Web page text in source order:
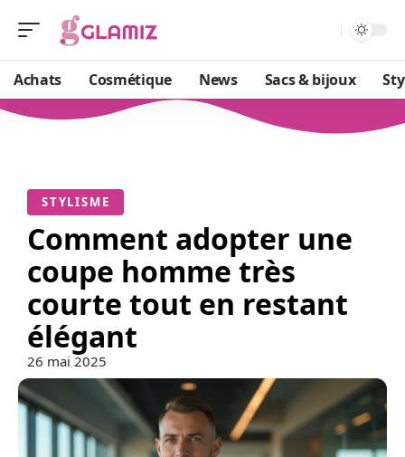
Achats Cosmétique News Sacs & bijoux
STYLISME
Comment adopter une
coupe homme très
courte tout en restant
élégant
26 mai 2025